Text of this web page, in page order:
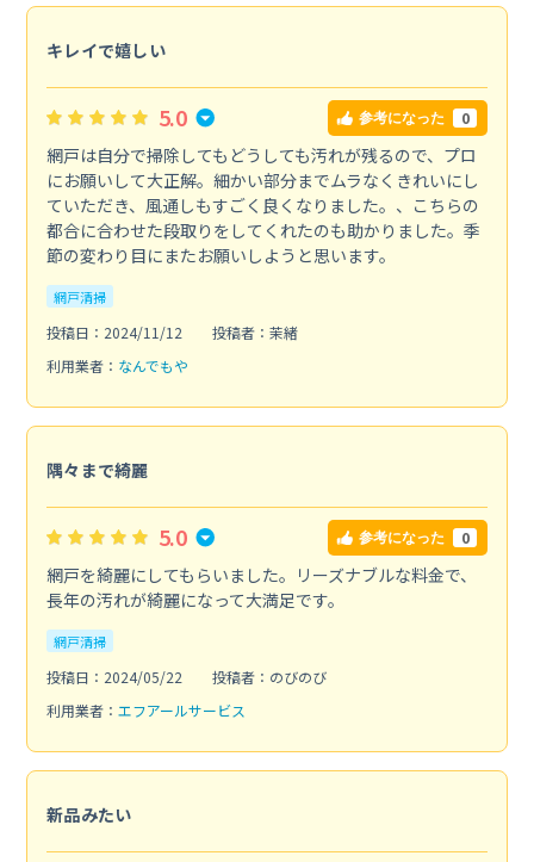
キレイで嬉しい
5.0 参考になった 0
網戸は自分で掃除してもどうしても汚れが残るので、プロ
にお願いして大正解。細かい部分までムラなくきれいにし
ていただき、風通しもすごく良くなりました。、こちらの
都合に合わせた段取りをしてくれたのも助かりました。季
節の変わり目にまたお願いしようと思います。
網戸清掃
投稿日：2024/11/12
投稿者：茉緒
利用業者： なんでもや
隅々まで綺麗
5.0 参考になった 0
網戸を綺麗にしてもらいました。リーズナブルな料金で、
長年の汚れが綺麗になって大満足です。
網戸清掃
投稿日：2024/05/22
投稿者：のびのび
利用業者： エフアールサービス
新品みたい